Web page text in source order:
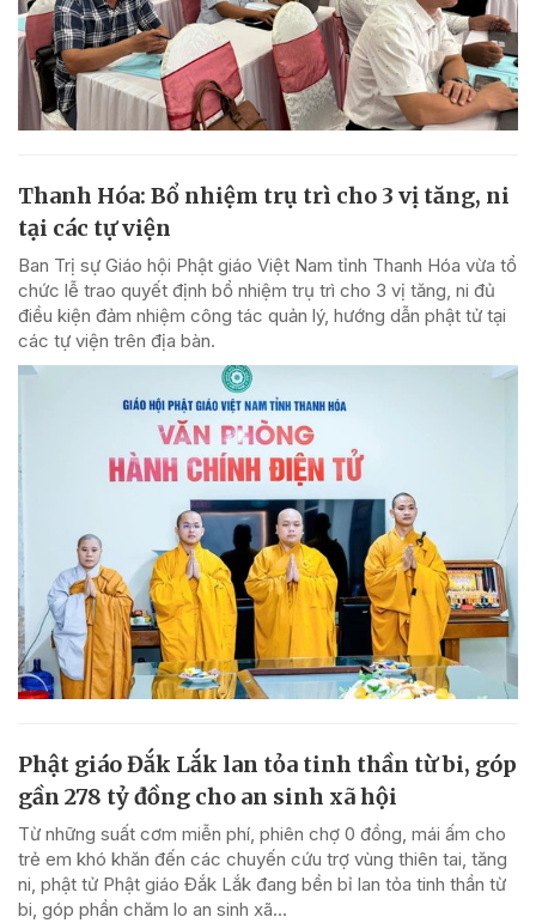
Thanh Hóa: Bổ nhiệm trụ trì cho 3 vị tăng, ni
tại các tự viện
Ban Trị sự Giáo hội Phật giáo Việt Nam tỉnh Thanh Hóa vừa tổ
chức lễ trao quyết định bổ nhiệm trụ trì cho 3 vị tăng, ni đủ
điều kiện đảm nhiệm công tác quản lý, hướng dẫn phật tử tại
các tự viện trên địa bàn.
Phật giáo Đắk Lắk lan tỏa tinh thần từ bi, góp
gần 278 tỷ đồng cho an sinh xã hội
Từ những suất cơm miễn phí, phiên chợ 0 đồng, mái ấm cho
trẻ em khó khăn đến các chuyến cứu trợ vùng thiên tai, tăng
ni, phật tử Phật giáo Đắk Lắk đang bền bỉ lan tỏa tinh thần từ
bi, góp phần chăm lo an sinh xã...